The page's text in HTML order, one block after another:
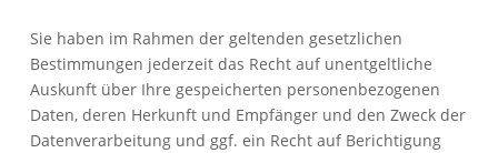
Sie haben im Rahmen der geltenden gesetzlichen
Bestimmungen jederzeit das Recht auf unentgeltliche
Auskunft über Ihre gespeicherten personenbezogenen
Daten, deren Herkunft und Empfänger und den Zweck der
Datenverarbeitung und ggf. ein Recht auf Berichtigung